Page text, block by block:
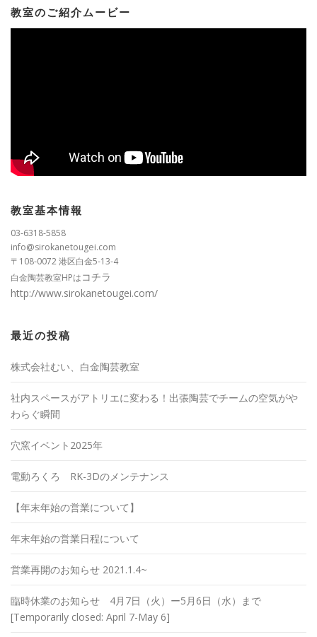
教室のご紹介ムービー
教室基本情報
03-6318-5858
info@sirokanetougei.com
〒108-0072 港区白金5-13-4
白金陶芸教室HPはコチラ
http://www.sirokanetougei.com/
最近の投稿
株式会社むい、白金陶芸教室
社内スペースがアトリエに変わる！出張陶芸でチームの空気がや
わらぐ瞬間
穴窯イベント2025年
電動ろくろ RK-3Dのメンテナンス
【年末年始の営業について】
年末年始の営業日程について
営業再開のお知らせ 2021.1.4~
臨時休業のお知らせ 4月7日（火）ー5月6日（水）まで
[Temporarily closed: April 7-May 6]